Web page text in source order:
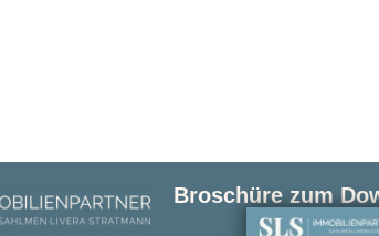
Broschüre zum